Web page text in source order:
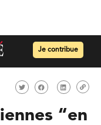
Je contribue
“en